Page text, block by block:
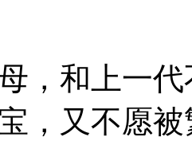
，和上一
，又不愿